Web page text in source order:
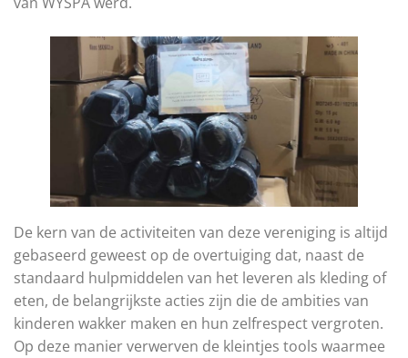
De kern van de activiteiten van deze vereniging is altijd
gebaseerd geweest op de overtuiging dat, naast de
standaard hulpmiddelen van het leveren als kleding of
eten, de belangrijkste acties zijn die de ambities van
kinderen wakker maken en hun zelfrespect vergroten.
Op deze manier verwerven de kleintjes tools waarmee